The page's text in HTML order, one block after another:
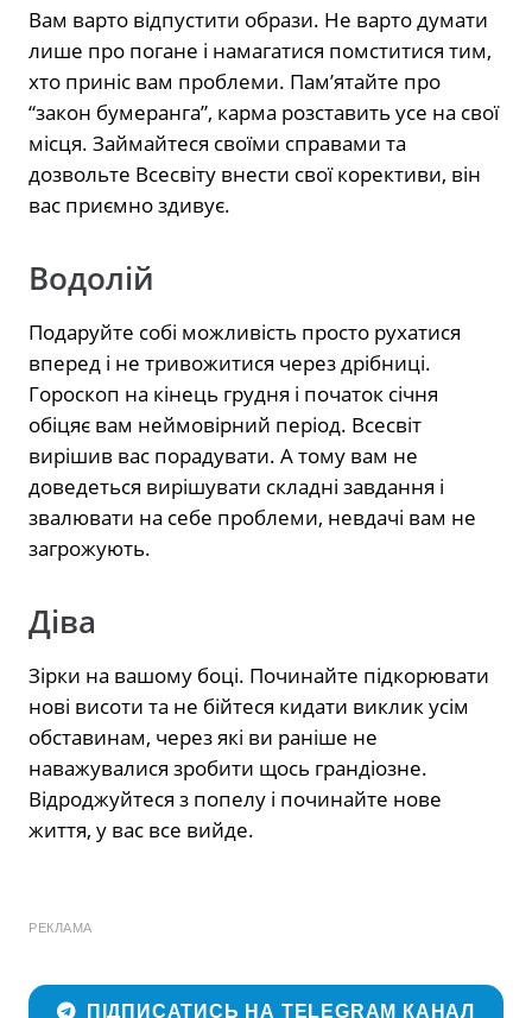
Вам варто відпустити образи. Не варто думати
лише про погане і намагатися помститися тим,
хто приніс вам проблеми. Пам’ятайте про
“закон бумеранга”, карма розставить усе на свої
місця. Займайтеся своїми справами та
дозвольте Всесвіту внести свої корективи, він
вас приємно здивує.
Водолій
Подаруйте собі можливість просто рухатися
вперед і не тривожитися через дрібниці.
Гороскоп на кінець грудня і початок січня
обіцяє вам неймовірний період. Всесвіт
вирішив вас порадувати. А тому вам не
доведеться вирішувати складні завдання і
звалювати на себе проблеми, невдачі вам не
загрожують.
Діва
Зірки на вашому боці. Починайте підкорювати
нові висоти та не бійтеся кидати виклик усім
обставинам, через які ви раніше не
наважувалися зробити щось грандіозне.
Відроджуйтеся з попелу і починайте нове
життя, у вас все вийде.
РЕКЛАМА
ПІДПИСАТИСЬ НА TELEGRAM КАНАЛ